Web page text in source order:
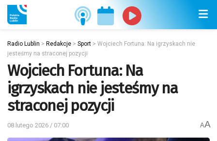
Radio Lublin > Redakcje > Sport > Wojciech Fortuna: Na igrzyskach nie
jesteśmy na straconej pozycji
Wojciech Fortuna: Na
igrzyskach nie jesteśmy na
straconej pozycji
08 lutego 2026 / 07:00 AA